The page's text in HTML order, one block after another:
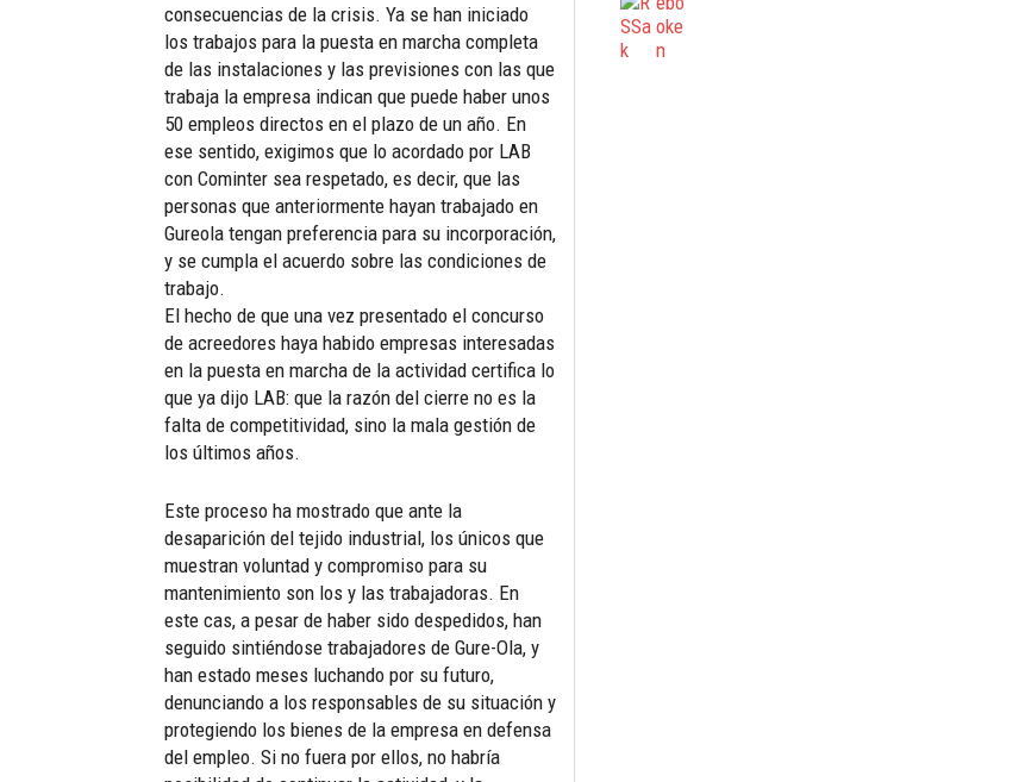
consecuencias de la crisis. Ya se han iniciado
los trabajos para la puesta en marcha completa
de las instalaciones y las previsiones con las que
trabaja la empresa indican que puede haber unos
50 empleos directos en el plazo de un año. En
ese sentido, exigimos que lo acordado por LAB
con Cominter sea respetado, es decir, que las
personas que anteriormente hayan trabajado en
Gureola tengan preferencia para su incorporación,
y se cumpla el acuerdo sobre las condiciones de
trabajo.
El hecho de que una vez presentado el concurso
de acreedores haya habido empresas interesadas
en la puesta en marcha de la actividad certifica lo
que ya dijo LAB: que la razón del cierre no es la
falta de competitividad, sino la mala gestión de
los últimos años.
Este proceso ha mostrado que ante la
desaparición del tejido industrial, los únicos que
muestran voluntad y compromiso para su
mantenimiento son los y las trabajadoras. En
este cas, a pesar de haber sido despedidos, han
seguido sintiéndose trabajadores de Gure-Ola, y
han estado meses luchando por su futuro,
denunciando a los responsables de su situación y
protegiendo los bienes de la empresa en defensa
del empleo. Si no fuera por ellos, no habría